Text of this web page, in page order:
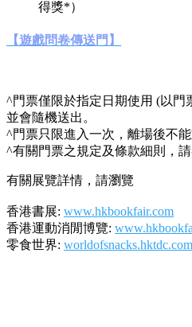
得獎*）
【遊戲問卷傳送門】
^門票僅限於指定日期使用 (以門
並會隨機送出。
^門票只限進入一次，離場後不能
^有關門票之規定及條款細則，
有關展覽詳情，請瀏覽
香港書展: www.hkbookfair.com
香港運動消閒博覽:
零食世界: